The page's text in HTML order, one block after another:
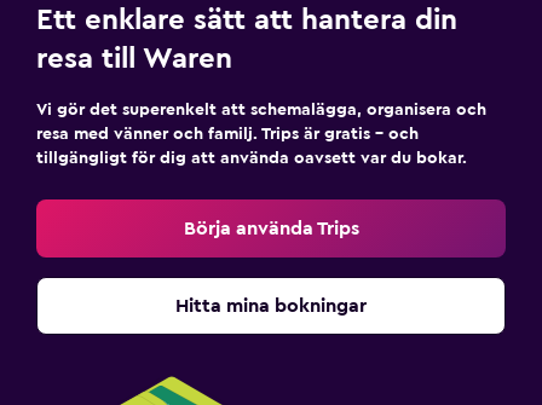
Ett enklare sätt att hantera din
resa till Waren
Vi gör det superenkelt att schemalägga, organisera och
resa med vänner och familj. Trips är gratis – och
tillgängligt för dig att använda oavsett var du bokar.
Börja använda Trips
Hitta mina bokningar